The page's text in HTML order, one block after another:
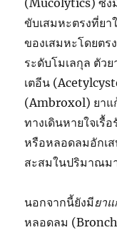
(Mucolytics) ซึ่ง
ขับเสมหะตรงที่ยา
ของเสมหะโดยตร
ระดับโมเลกุล ตัว
เตอีน
(Ambroxol) ยาแ
ทางเดินหายใจเรื้
หรือหลอดลมอักเ
สะสมในปริมาณม
นอกจากนี้ยังมียา
หลอดลม